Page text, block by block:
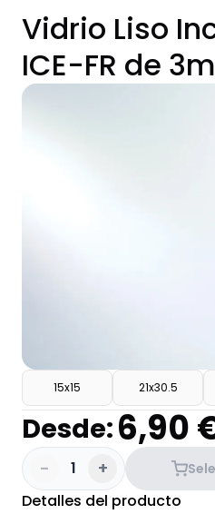
Vidrio Liso
ICE-FR de
15x15 21x30.5
Desde:6,90
- 1 +
Detalles del producto